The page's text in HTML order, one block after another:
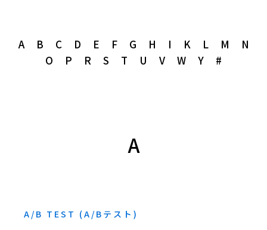
A B C D E F G H I K L M
N
O
P R S T U V W Y #
A
A/B TEST (A/Bテスト)